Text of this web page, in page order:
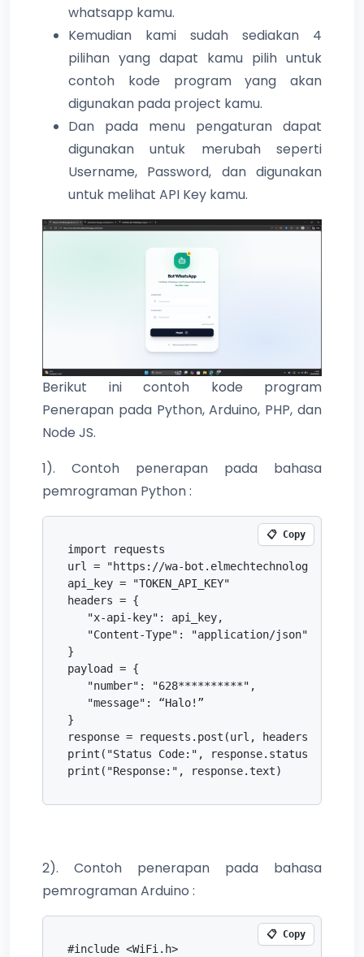
whatsapp kamu.
Kemudian kami sudah sediakan 4
pilihan yang dapat kamu pilih untuk
contoh kode program yang akan
digunakan pada project kamu.
Dan pada menu pengaturan dapat
digunakan untuk merubah seperti
Username, Password, dan digunakan
untuk melihat API Key kamu.
Berikut ini contoh kode program
Penerapan pada Python, Arduino, PHP, dan
Node JS.
1). Contoh penerapan pada bahasa
pemrograman Python :
import requests
url = "https://wa-bot.elmechtechnology.com/
api_key = "TOKEN_API_KEY"
headers = {
   "x-api-key": api_key,
   "Content-Type": "application/json"
}
payload = {
   "number": "628**********",
   "message": “Halo!”
}
response = requests.post(url,
print("Status Code:", response.status_code)
print("Response:", response.text)
📋 Copy
2). Contoh penerapan pada bahasa
pemrograman Arduino :
#include <WiFi.h>
📋 Copy